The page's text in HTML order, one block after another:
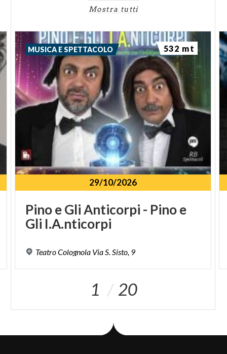
Mostra tutti
29/10/2026
PinoeGliAnticorpi - Pinoe
Gli I.A.nticorpi
TeatroColognola Via S. Sisto, 9
MUSICA E SPETTACOLO 532 mt
1 20